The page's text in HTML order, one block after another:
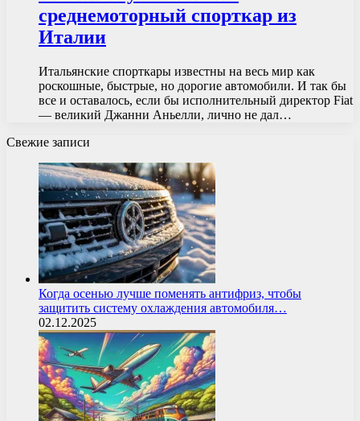
среднемоторный спорткар из
Италии
Итальянские спорткары известны на весь мир как
роскошные, быстрые, но дорогие автомобили. И так бы
все и оставалось, если бы исполнительный директор Fiat
— великий Джанни Аньелли, лично не дал…
Свежие записи
Когда осенью лучше поменять антифриз, чтобы
защитить систему охлаждения автомобиля…
02.12.2025